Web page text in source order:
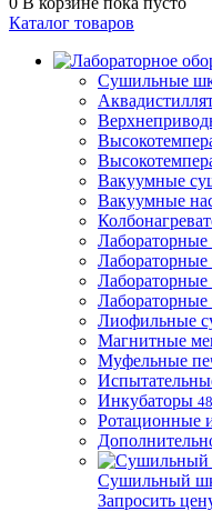
Каталог товаров
Сушильные
Вакуумные
Вакуумные
Лабораторные
Лабораторные
Лиофильные
Магнитные
Муфельные
Инкубаторы 48
Ротационные
Сушильный
Запросить